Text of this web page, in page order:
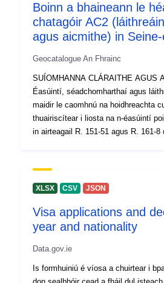
Aitheantóirí eile:
tá leagan de: https://
Sonraí leagain: 1
Boinn a bhaineann le
chatagóir AC2
agus aicmithe) in
Geocatalogue An Fhrainc
SUÍOMHANNA CLÁRAITHE AGUS
Éasúintí, séadchomharthaí agus
maidir le caomhnú na hoidhreachta
thuairiscítear i liosta na n-éasúintí
in airteagail R. 151-51 agus R. 161-8
Gineadóirí: Séadchomharthaí agus
atá liostaithe nó aicmithe mar
críochaithe a bheidh i gceangal leis
le liostú nó aicmiú. Le bailiú éasúintí ó thríú páirtithe, ní
éasúintí sin a ráthú ar léarscáil ar
XLSX CSV JSON
Visa applications and
year and nationality
Data.gov.ie
Is formhuiniú é víosa a chuirtear i